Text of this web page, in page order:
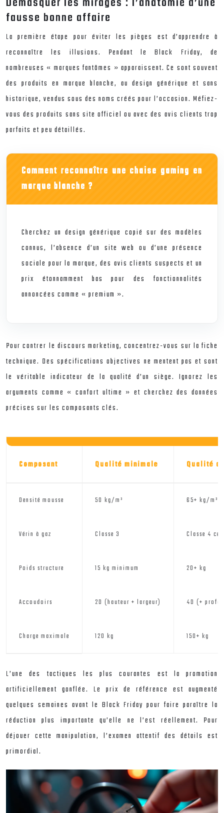
fausse bonne affaire
La première étape pour éviter les pièges est d’apprendre à
reconnaître les illusions. Pendant le Black Friday, de
nombreuses « marques fantômes » apparaissent. Ce sont souvent
des produits en marque blanche, au design générique et sans
historique, vendus sous des noms créés pour l’occasion. Méfiez-
vous des produits sans site officiel ou avec des avis clients trop
parfaits et peu détaillés.
Comment reconnaître une chaise gaming en
marque blanche ?
Cherchez un design générique copié sur des modèles
connus, l’absence d’un site web ou d’une présence
sociale pour la marque, des avis clients suspects et un
prix étonnamment bas pour des fonctionnalités
annoncées comme « premium ».
Pour contrer le discours marketing, concentrez-vous sur la fiche
technique. Des spécifications objectives ne mentent pas et sont
le véritable indicateur de la qualité d’un siège. Ignorez les
arguments comme « confort ultime » et cherchez des données
précises sur les composants clés.
Composant Qualité minimale Qualité
Densité mousse 50 kg/m³ 65+ kg/m³
Vérin à gaz Classe 3 Classe 4
Poids structure 15 kg minimum 20+ kg
Accoudoirs 2D (hauteur + largeur) 4D (+
Charge maximale 120 kg 150+ kg
L’une des tactiques les plus courantes est la promotion
artificiellement gonflée. Le prix de référence est augmenté
quelques semaines avant le Black Friday pour faire paraître la
réduction plus importante qu’elle ne l’est réellement. Pour
déjouer cette manipulation, l’examen attentif des détails est
primordial.